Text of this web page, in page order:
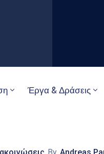
Έργα & Δράσεις
By Andreas